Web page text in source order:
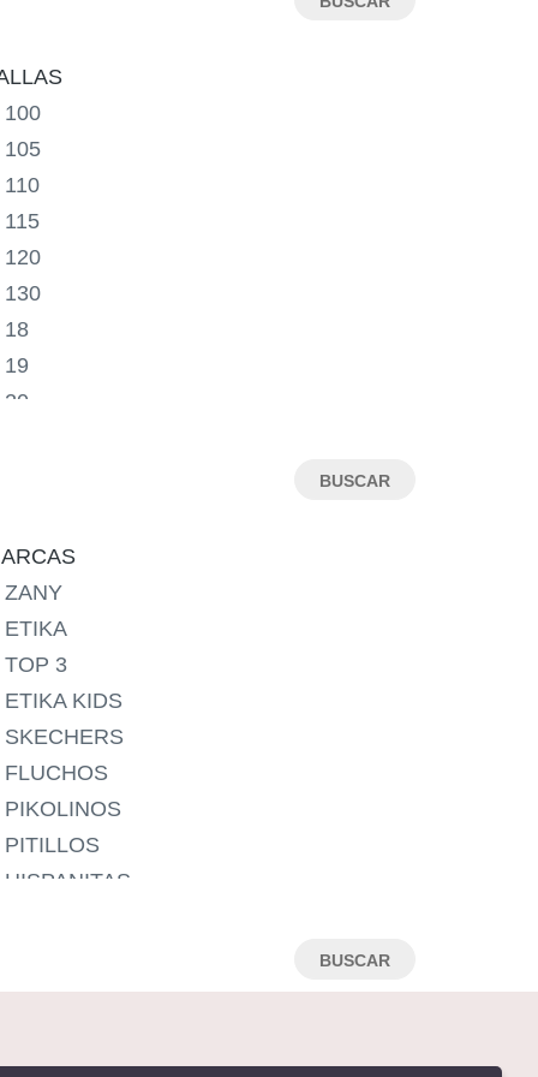
100
105
110
115
120
130
18
19
20
24
25
26
27
28
29
30
31
32
33
ZANY
ETIKA
TOP 3
ETIKA KIDS
SKECHERS
FLUCHOS
PIKOLINOS
PITILLOS
HISPANITAS
WALK & FLY
CHIRUCA